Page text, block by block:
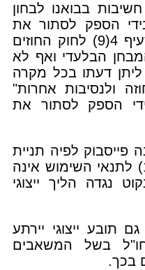
בבואנו לבחון
הספק לסתור את
חזקת הקיפוח הקבועה בסעיף 4(9) לחוק החוזים
הבלעדי ואף לא
דעתו בכל מקרה
ולנסיבות אחרות"
הספק לסתור את
לפיה תניית
השיפוט הזר שבסעיף 15(1) לתנאי השימוש אינה
נגדה הליך ייצוגי
תובע ייצוגי יירתע
בשל המשאבים
בכך.